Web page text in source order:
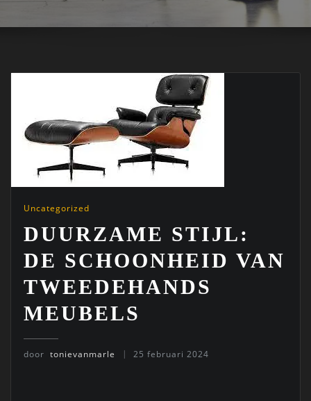
Uncategorized
DUURZAME STIJL:
DE SCHOONHEID VAN
TWEEDEHANDS
MEUBELS
door tonievanmarle 25 februari 2024